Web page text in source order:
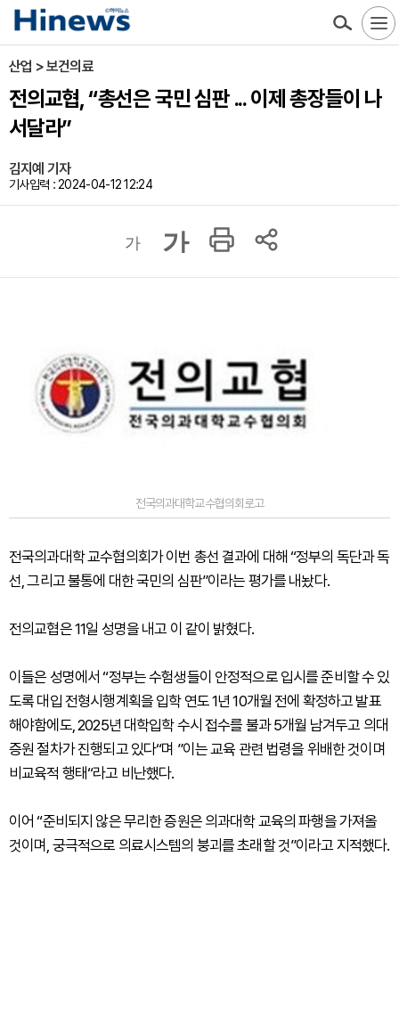
산업 > 보건의료
전의교협, “총선은 국민 심판 ... 이제 총장들이 나
서달라”
김지예 기자
기사입력 : 2024-04-12 12:24
가 가
전국의과대학교수협의회로고
전국의과대학 교수협의회가 이번 총선 결과에 대해 “정부의 독단과 독
선, 그리고 불통에 대한 국민의 심판”이라는 평가를 내놨다.
전의교협은 11일 성명을 내고 이 같이 밝혔다.
이들은 성명에서 “정부는 수험생들이 안정적으로 입시를 준비할 수 있
도록 대입 전형시행계획을 입학 연도 1년 10개월 전에 확정하고 발표
해야함에도, 2025년 대학입학 수시 접수를 불과 5개월 남겨두고 의대
증원 절차가 진행되고 있다“며 ”이는 교육 관련 법령을 위배한 것이며
비교육적 행태“라고 비난했다.
이어 “준비되지 않은 무리한 증원은 의과대학 교육의 파행을 가져올
것이며, 궁극적으로 의료시스템의 붕괴를 초래할 것”이라고 지적했다.